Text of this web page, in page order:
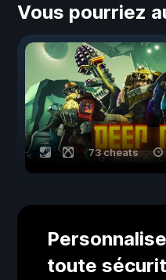
Vous pourriez
73 cheats
toute